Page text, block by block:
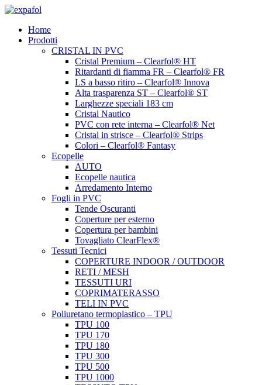
Vai
contenutoHome
Prodotti
CRISTAL IN PVC
Cristal Premium – Clearfol® HT
Ritardanti di fiamma FR – Clearfol® FR
LS a basso ritiro – Clearfol® Innova
Alta trasparenza ST – Clearfol® ST
Larghezze speciali 183 cm
Cristal Nautico
PVC con rete interna – Clearfol® Net
Cristal in strisce – Clearfol® Strips
Colori – Clearfol® Fantasy
Ecopelle
AUTO
Ecopelle nautica
Arredamento Interno
Fogli in PVC
Tende Oscuranti
Coperture per esterno
Copertura per bambini
Tovagliato ClearFlex®
Tessuti Tecnici
COPERTURE INDOOR / OUTDOOR
RETI / MESH
TESSUTI URI
COPRIMATERASSO
TELI IN PVC
Poliuretano termoplastico – TPU
TPU 100
TPU 170
TPU 180
TPU 300
TPU 500
TPU 1000